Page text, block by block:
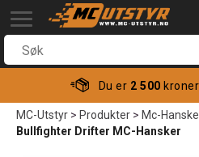
Du er 2 500
MC-Utstyr>Produkter>Mc-
Bullfighter Drifter MC-Hansker